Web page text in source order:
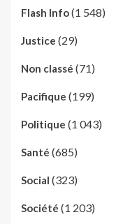
Flash Info(1 548)
Justice (29)
Non classé (71)
Pacifique (199)
Politique (1 043)
Santé (685)
Social (323)
Société (1 203)